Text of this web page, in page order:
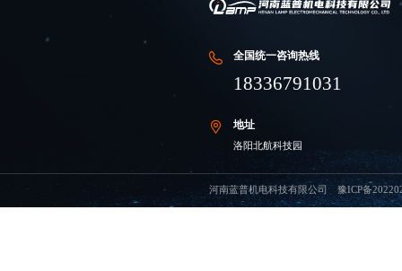
宽脉冲动态拉伸
查看详情